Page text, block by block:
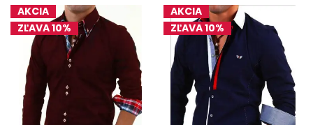
AKCIA
ZĽAVA 10%
AKCIA
ZĽAVA 10%